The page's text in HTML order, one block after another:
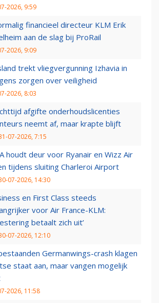
2026, 9:59
financieel directeur KLM Erik
aan de slag bij ProRail
2026, 9:09
trekt vliegvergunning Izhavia in
zorgen over veiligheid
2026, 8:03
afgifte onderhoudslicenties
neemt af, maar krapte blijft
07-2026, 7:15
houdt deur voor Ryanair en Wizz Air
tijdens sluiting Charleroi Airport
07-2026, 14:30
en First Class steeds
voor Air France-KLM:
betaalt zich uit’
07-2026, 12:10
Germanwings-crash klagen
staat aan, maar vangen mogelijk
2026, 11:58